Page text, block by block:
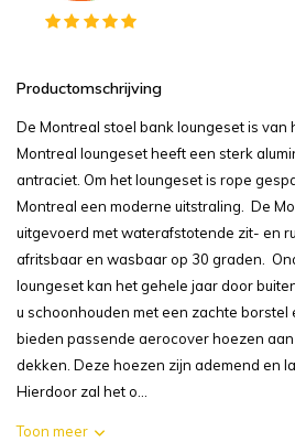
Productomschrijving
De Montreal stoel bank loungeset is van
Montreal loungeset heeft een sterk
antraciet. Om het loungeset is rope
Montreal een moderne uitstraling. De
uitgevoerd met waterafstotende zit- en
afritsbaar en wasbaar op 30 graden.
loungeset kan het gehele jaar door
u schoonhouden met een zachte
bieden passende aerocover hoezen
dekken. Deze hoezen zijn ademend en
Hierdoor zal het o...
Toon meer